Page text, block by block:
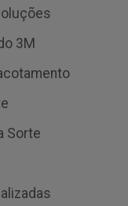
3M
Sorte